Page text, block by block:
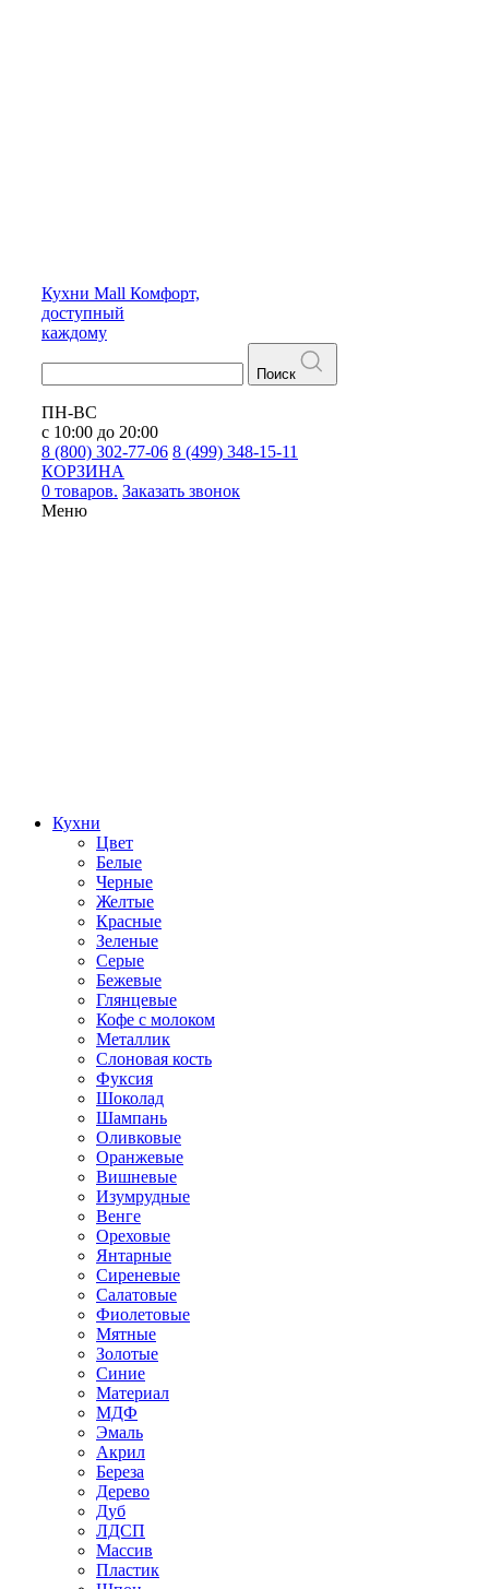
Кухни Mall Комфорт,
доступный
каждому
Поиск
ПН-ВС
с 10:00 до 20:00
8 (800) 302-77-06 8 (499) 348-15-11
КОРЗИНА
0 товаров. Заказать звонок
Меню
Кухни
Цвет
Белые
Черные
Желтые
Красные
Зеленые
Серые
Бежевые
Глянцевые
Кофе с молоком
Металлик
Слоновая кость
Фуксия
Шоколад
Шампань
Оливковые
Оранжевые
Вишневые
Изумрудные
Венге
Ореховые
Янтарные
Сиреневые
Салатовые
Фиолетовые
Мятные
Золотые
Синие
Материал
МДФ
Эмаль
Акрил
Береза
Дерево
Дуб
ЛДСП
Массив
Пластик